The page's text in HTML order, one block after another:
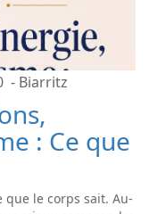
- Biarritz
: Ce que
que le corps sait. Au-